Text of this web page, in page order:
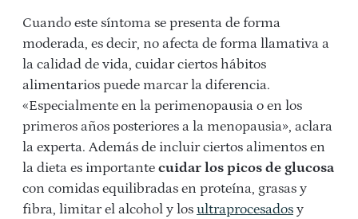
Cuando este síntoma se presenta de forma
moderada, es decir, no afecta de forma llamativa a
la calidad de vida, cuidar ciertos hábitos
alimentarios puede marcar la diferencia.
«Especialmente en la perimenopausia o en los
primeros años posteriores a la menopausia», aclara
la experta. Además de incluir ciertos alimentos en
la dieta es importante cuidar los picos de glucosa
con comidas equilibradas en proteína, grasas y
fibra, limitar el alcohol y los ultraprocesados y